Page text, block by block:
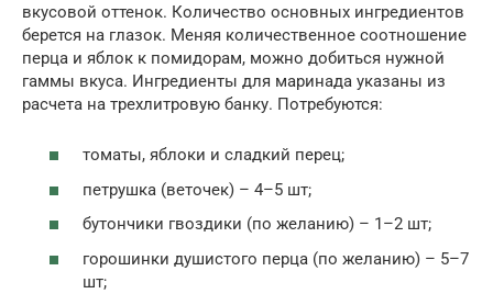
вкусовой оттенок. Количество основных ингредиентов
берется на глазок. Меняя количественное соотношение
перца и яблок к помидорам, можно добиться нужной
гаммы вкуса. Ингредиенты для маринада указаны из
расчета на трехлитровую банку. Потребуются:
томаты, яблоки и сладкий перец;
петрушка (веточек) – 4–5 шт;
бутончики гвоздики (по желанию) – 1–2 шт;
горошинки душистого перца (по желанию) – 5–7
шт;